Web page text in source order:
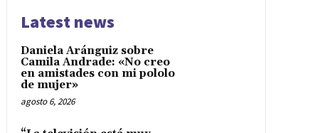
Latest news
Daniela Aránguiz sobre
Camila Andrade: «No creo
en amistades con mi pololo
de mujer»
agosto 6, 2026